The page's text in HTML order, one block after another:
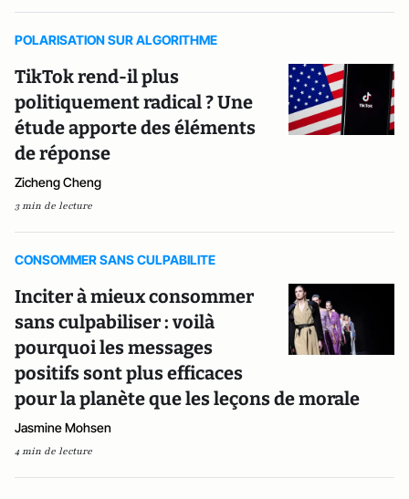
POLARISATION SUR ALGORITHME
TikTok rend-il plus
politiquement radical ? Une
étude apporte des éléments
de réponse
Zicheng Cheng
3 min de lecture
CONSOMMER SANS CULPABILITE
Inciter à mieux consommer
sans culpabiliser : voilà
pourquoi les messages
positifs sont plus efficaces
pour la planète que les leçons de morale
Jasmine Mohsen
4 min de lecture